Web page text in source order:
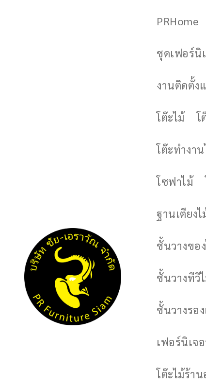
PRHome
ชุดเฟอร์นิ
งานติดตั้ง
โต๊ะไม้ โ
โต๊ะทำงา
โซฟาไม้
ฐานเตียงไ
ชั้นวางขอ
ชั้นวางทีวี
ชั้นวางรอ
เฟอร์นิเจ
โต๊ะไม้ร้า